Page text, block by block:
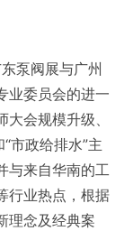
泵阀展与广州
业委员会的进一
会规模升级、
市政给排水”主
与来自华南的工
行业热点，根据
理念及经典案